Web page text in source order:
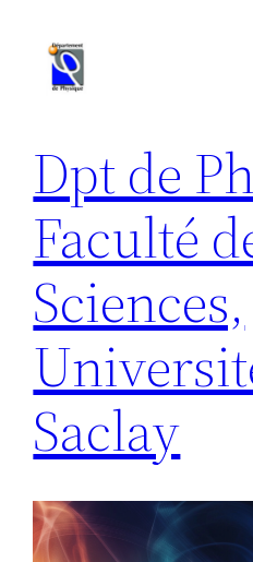
contenu
Dpt de
Faculté
Sciences,
Saclay